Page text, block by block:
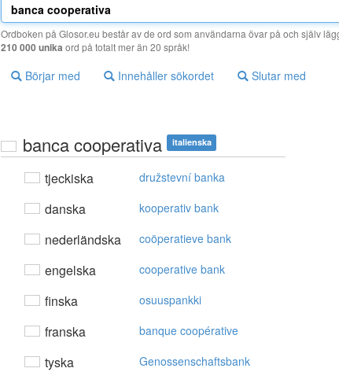
Ordboken på Glosor.eu består av de ord som användarna övar på och själv
210 000 unika ord på totalt mer än 20 språk!
Börjar med Innehåller sökordet Slutar med
banca cooperativa italienska
tjeckiska družstevní banka
danska kooperativ bank
nederländska coöperatieve bank
engelska cooperative bank
finska osuuspankki
franska banque coopérative
tyska Genossenschaftsbank